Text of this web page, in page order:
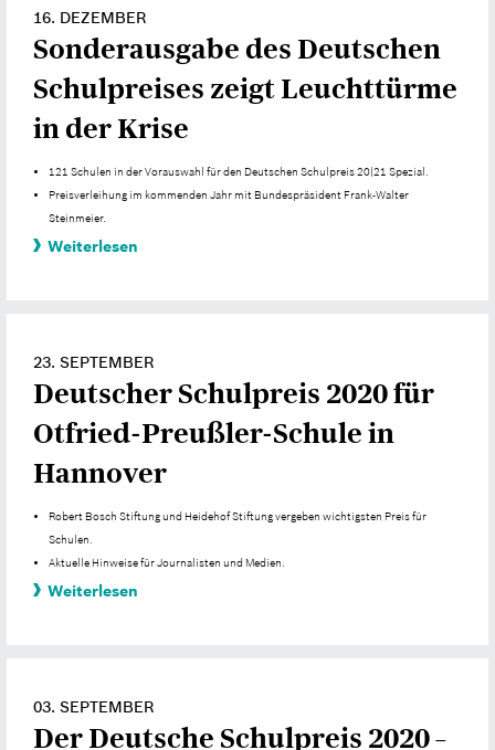
16. DEZEMBER
Sonderausgabe des Deutschen
Schulpreises zeigt Leuchttürme
in der Krise
121 Schulen in der Vorauswahl für den Deutschen Schulpreis 20|21 Spezial.
Preisverleihung im kommenden Jahr mit Bundespräsident Frank-Walter
Steinmeier.
Weiterlesen
23. SEPTEMBER
Deutscher Schulpreis 2020 für
Otfried-Preußler-Schule in
Hannover
Robert Bosch Stiftung und Heidehof Stiftung vergeben wichtigsten Preis für
Schulen.
Aktuelle Hinweise für Journalisten und Medien.
Weiterlesen
03. SEPTEMBER
Der Deutsche Schulpreis 2020 –